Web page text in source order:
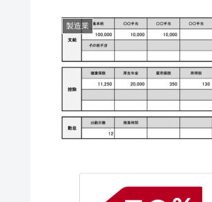
製造業